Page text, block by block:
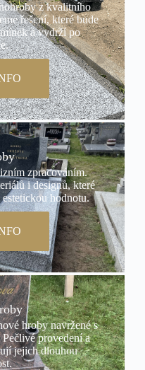
z kvalitního
řešení, které bude
a vydrží po
zpracováním.
i designů, které
hodnotu.
hroby navržené s
provedení a
jejich dlouhou